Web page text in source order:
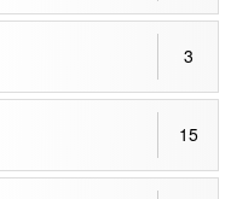
3
15